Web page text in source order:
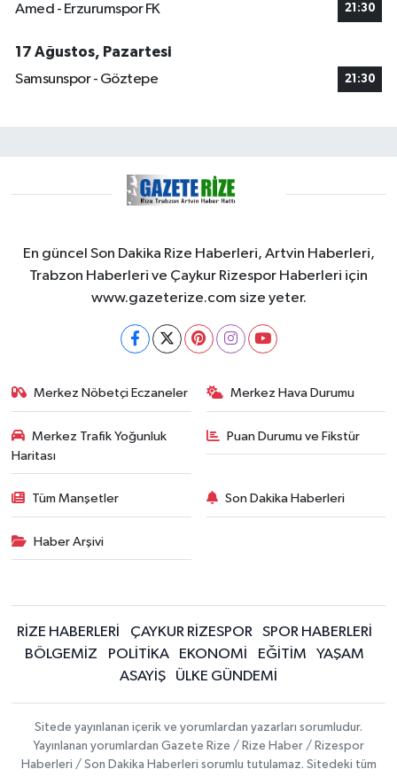
Amed - Erzurumspor FK 21:30
17 Ağustos, Pazartesi
Samsunspor - Göztepe
21:30
En güncel Son Dakika Rize Haberleri, Artvin Haberleri,
Trabzon Haberleri ve Çaykur Rizespor Haberleri için
www.gazeterize.com size yeter.
Merkez Nöbetçi Eczaneler Merkez Hava Durumu
Merkez Trafik Yoğunluk
Haritası
Puan Durumu ve Fikstür
Tüm Manşetler Son Dakika Haberleri
Haber Arşivi
RİZE HABERLERİ ÇAYKUR RİZESPOR
SPOR HABERLERİ
BÖLGEMİZ
POLİTİKA EKONOMİ EĞİTİM
YAŞAM
ASAYİŞ
ÜLKE GÜNDEMİ
Sitede yayınlanan içerik ve yorumlardan yazarları sorumludur.
Yayınlanan yorumlardan Gazete Rize / Rize Haber / Rizespor
Haberleri / Son Dakika Haberleri sorumlu tutulamaz. Sitedeki tüm